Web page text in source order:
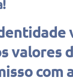
valores
com